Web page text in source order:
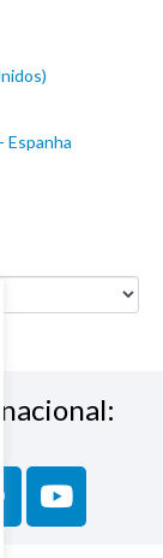
Espanha